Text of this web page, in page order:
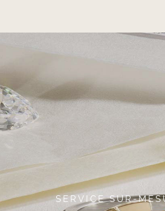
SERVICE SUR-